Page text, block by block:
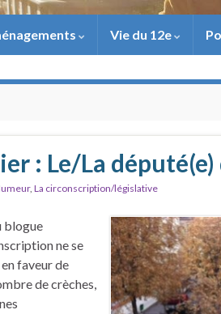
Vie du 12e
: Le/La député(e)
, La circonscription/législative
blogue
ne se
faveur de
de crèches,